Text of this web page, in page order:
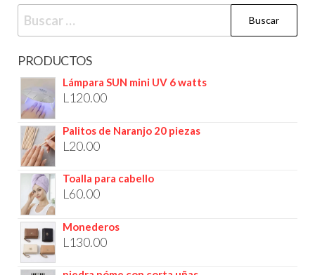
PRODUCTOS
Lámpara SUN mini UV 6 watts
L 120.00
Palitos de Naranjo 20 piezas
L 20.00
Toalla para cabello
L 60.00
Monederos
L 130.00